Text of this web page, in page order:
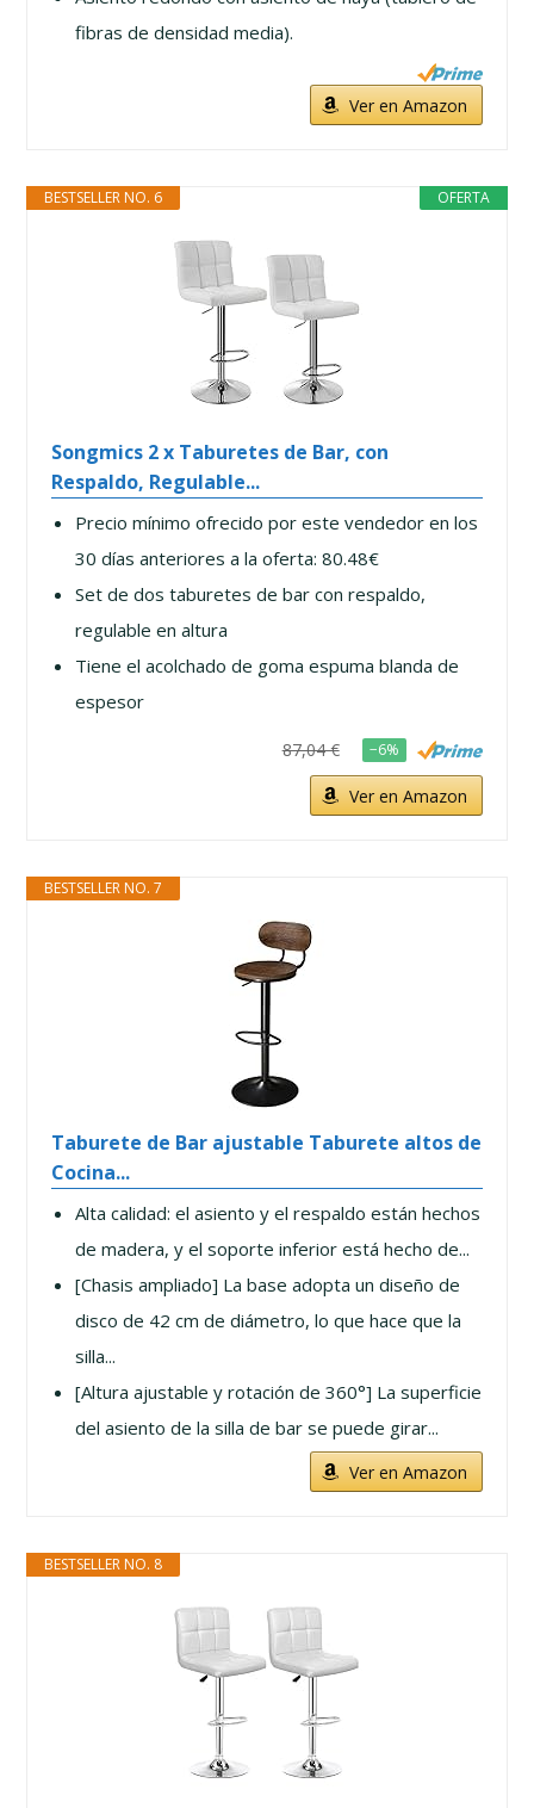
fibras de densidad media).
Ver en Amazon
OFERTA
BESTSELLER NO. 6
Songmics 2 x Taburetes de Bar, con
Respaldo, Regulable...
Precio mínimo ofrecido por este vendedor en los
30 días anteriores a la oferta: 80.48€
Set de dos taburetes de bar con respaldo,
regulable en altura
Tiene el acolchado de goma espuma blanda de
espesor
87,04 € −6%
Ver en Amazon
BESTSELLER NO. 7
Taburete de Bar ajustable Taburete altos de
Cocina...
Alta calidad: el asiento y el respaldo están hechos
de madera, y el soporte inferior está hecho de...
[Chasis ampliado] La base adopta un diseño de
disco de 42 cm de diámetro, lo que hace que la
silla...
[Altura ajustable y rotación de 360°] La superficie
del asiento de la silla de bar se puede girar...
Ver en Amazon
BESTSELLER NO. 8